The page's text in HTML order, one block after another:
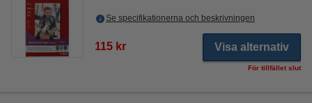
Se specifikationerna och beskrivningen
115 kr Visa alternativ
För tillfället slut